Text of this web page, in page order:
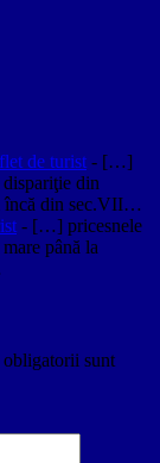
de turist - […]
din
încă din sec.VII…
- […] pricesnele
până la
sunt